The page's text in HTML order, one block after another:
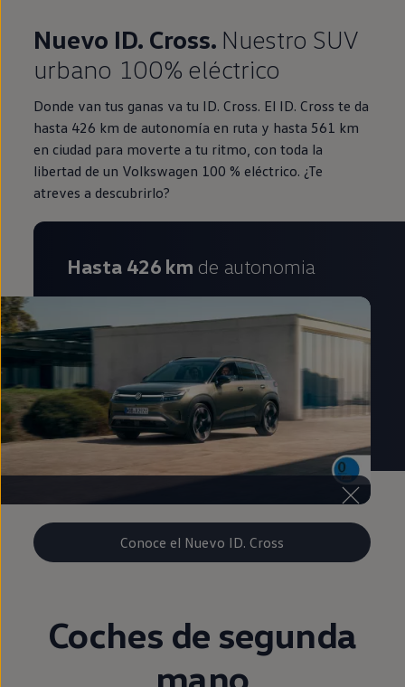
Nuevo ID. Cross. Nuestro SUV
urbano 100% eléctrico
Donde van tus ganas va tu ID. Cross. El ID. Cross te da
hasta 426 km de autonomía en ruta y hasta 561 km
en ciudad para moverte a tu ritmo, con toda la
libertad de un Volkswagen 100 % eléctrico. ¿Te
atreves a descubrirlo?
Conoce el Nuevo ID. Cross
Hasta 426 km de autonomia
Coches de segunda
mano